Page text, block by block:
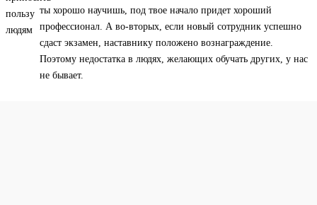
ты хорошо научишь, под твое начало придет хороший
профессионал. А во-вторых, если новый сотрудник успешно
сдаст экзамен, наставнику положено вознаграждение.
Поэтому недостатка в людях, желающих обучать других, у нас
не бывает.